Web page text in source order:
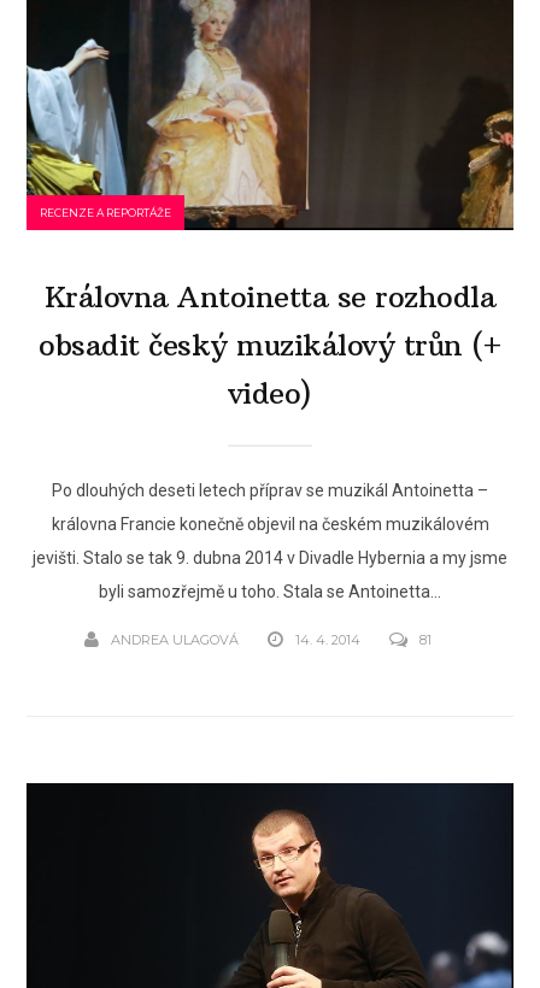
RECENZE A REPORTÁŽE
Královna Antoinetta se rozhodla
obsadit český muzikálový trůn (+
video)
Po dlouhých deseti letech příprav se muzikál Antoinetta –
královna Francie konečně objevil na českém muzikálovém
jevišti. Stalo se tak 9. dubna 2014 v Divadle Hybernia a my jsme
byli samozřejmě u toho. Stala se Antoinetta...
ANDREA ULAGOVÁ 14. 4. 2014 81